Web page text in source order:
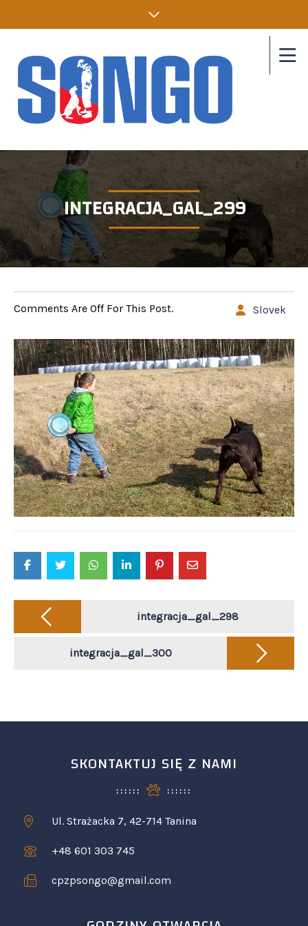
INTEGRACJA_GAL_299
Slovek
Comments Are Off For This Post.
Post
navigation integracja_gal_298
integracja_gal_300
SKONTAKTUJ SIĘ Z NAMI
Ul. Strażacka 7, 42-714 Tanina
+48 601 303 745
cpzpsongo@gmail.com